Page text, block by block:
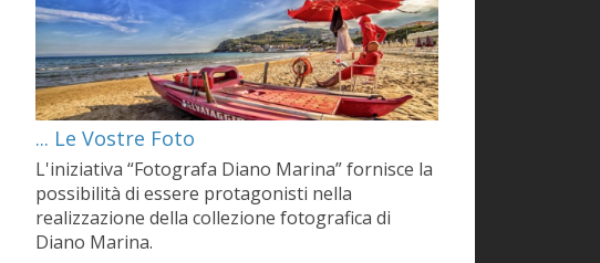
... Le Vostre Foto
L'iniziativa “Fotografa Diano Marina” fornisce la
possibilità di essere protagonisti nella
realizzazione della collezione fotografica di
Diano Marina.